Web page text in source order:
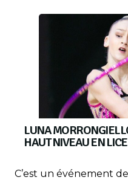
LUNA
HAUT NIVEAU EN
C’est un événement